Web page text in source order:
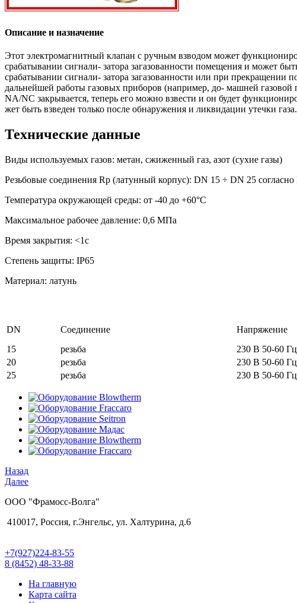
Описание и назначение
Этот электромагнитный клапан с ручным взводом может
срабатывании сигнали- затора загазованности помещения и может
срабатывании сигнали- затора загазованности или при прекращении
дальнейшей работы газовых приборов (например, до- машней
NA/NC закрывается, теперь его можно взвести и он будет
жет быть взведен только после обнаружения и ликвидации утечки газа.
Технические данные
Виды используемых газов: метан, сжиженный газ, азот (сухие газы)
Резьбовые соединения Rp (латунный корпус): DN 15 ÷ DN 25
Температура окружающей среды: от -40 до +60°С
Максимальное рабочее давление: 0,6 МПа
Время закрытия: <1с
Степень защиты: IP65
Материал: латунь
DN Соединение Напряжение
15
резьба 230 В 50-60 Гц
20
резьба 230 В 50-60 Гц
25
резьба 230 В 50-60 Гц
Назад
Далее
ООО "Фрамосс-Волга"
410017, Россия, г.Энгельс, ул. Халтурина, д.6
+7(927)224-83-55
8 (8452) 48-33-88
На главную
Карта сайта